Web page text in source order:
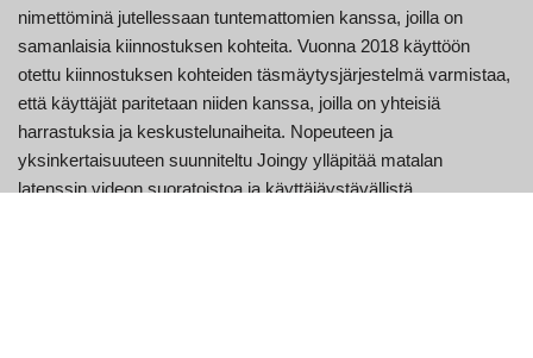
nimettöminä jutellessaan tuntemattomien kanssa, joilla on
samanlaisia kiinnostuksen kohteita. Vuonna 2018 käyttöön
otettu kiinnostuksen kohteiden täsmäytysjärjestelmä varmistaa,
että käyttäjät paritetaan niiden kanssa, joilla on yhteisiä
harrastuksia ja keskustelunaiheita. Nopeuteen ja
yksinkertaisuuteen suunniteltu Joingy ylläpitää matalan
latenssin videon suoratoistoa ja käyttäjäystävällistä